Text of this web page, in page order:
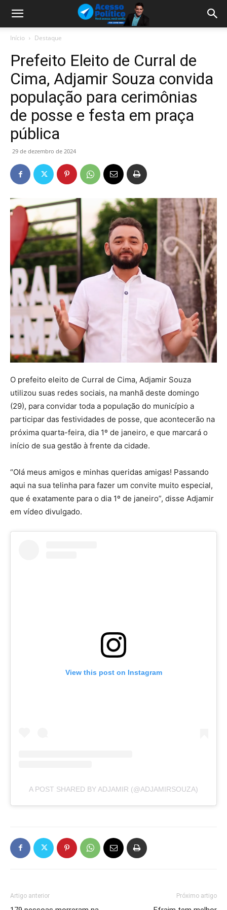
Início Destaque
Prefeito Eleito de Curral de
Cima, Adjamir Souza convida
população para cerimônias
de posse e festa em praça
pública
29 de dezembro de 2024
O prefeito eleito de Curral de Cima, Adjamir Souza
utilizou suas redes sociais, na manhã deste domingo
(29), para convidar toda a população do município a
participar das festividades de posse, que acontecerão na
próxima quarta-feira, dia 1º de janeiro, e que marcará o
início de sua gestão à frente da cidade.
“Olá meus amigos e minhas queridas amigas! Passando
aqui na sua telinha para fazer um convite muito especial,
que é exatamente para o dia 1º de janeiro”, disse Adjamir
em vídeo divulgado.
View this post on Instagram
A POST SHARED BY ADJAMIR (@ADJAMIRSOUZA)
Artigo anterior Próximo artigo